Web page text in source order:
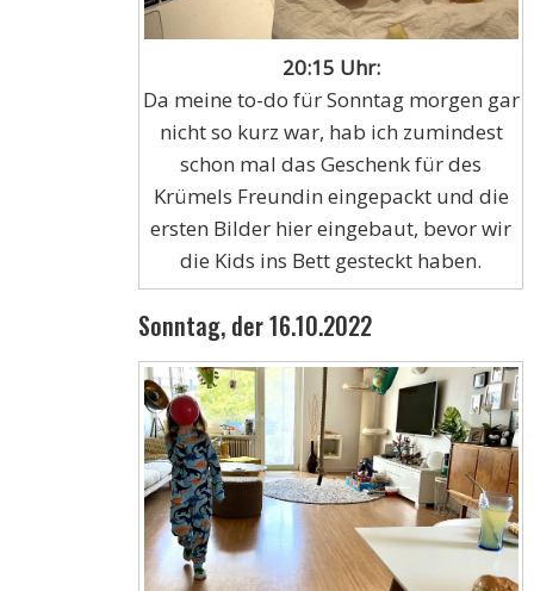
20:15 Uhr:
Da meine to-do für Sonntag morgen gar
nicht so kurz war, hab ich zumindest
schon mal das Geschenk für des
Krümels Freundin eingepackt und die
ersten Bilder hier eingebaut, bevor wir
die Kids ins Bett gesteckt haben.
Sonntag, der 16.10.2022